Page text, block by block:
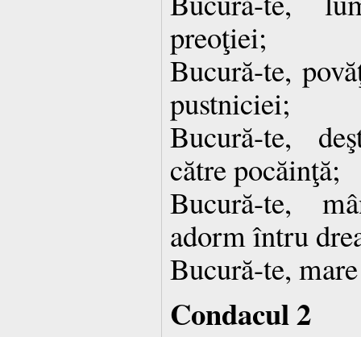
preoţiei;
Bucură-te,
pustniciei;
Bucură-te,
către pocăinţă;
Bucură-te,
adorm întru
Bucură-te,
Condacul 2